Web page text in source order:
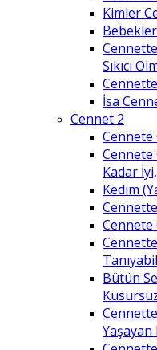
Kimler
Sıkıcı
İsa
Cennet 2
Cennete
Cennete
Kadar
Kedim
Cennete
Bütün